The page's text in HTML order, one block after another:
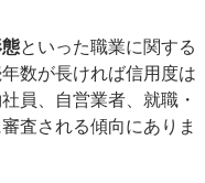
といった職業に関する
数が長ければ信用度は
員、自営業者、就職・
査される傾向にありま